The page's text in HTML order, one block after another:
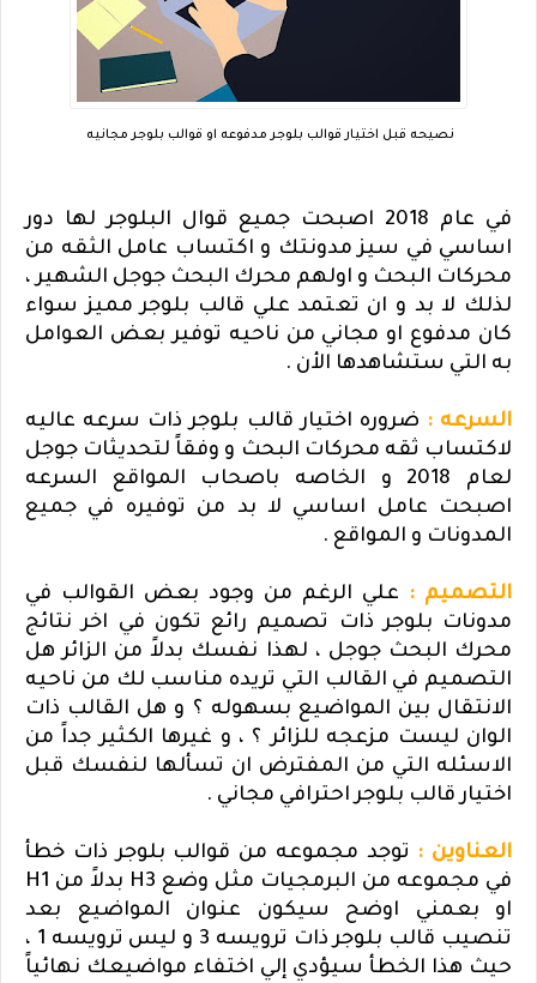
نصيحه قبل اختيار قوالب بلوجر مدفوعه او قوالب بلوجر مجانيه
في عام 2018 اصبحت جميع قوال البلوجر لها دور
اساسي في سيز مدونتك و اكتساب عامل الثقه من
محركات البحث و اولهم محرك البحث جوجل الشهير ،
لذلك لا بد و ان تعتمد علي قالب بلوجر مميز سواء
كان مدفوع او مجاني من ناحيه توفير بعض العوامل
به التي ستشاهدها الأن .
السرعه : ضروره اختيار قالب بلوجر ذات سرعه عاليه
لاكتساب ثقه محركات البحث و وفقاً لتحديثات جوجل
لعام 2018 و الخاصه باصحاب المواقع السرعه
اصبحت عامل اساسي لا بد من توفيره في جميع
المدونات و المواقع .
التصميم : علي الرغم من وجود بعض القوالب في
مدونات بلوجر ذات تصميم رائع تكون في اخر نتائج
محرك البحث جوجل ، لهذا نفسك بدلاً من الزائر هل
التصميم في القالب التي تريده مناسب لك من ناحيه
الانتقال بين المواضيع بسهوله ؟ و هل القالب ذات
الوان ليست مزعجه للزائر ؟ ، و غيرها الكثير جداً من
الاسئله التي من المفترض ان تسألها لنفسك قبل
اختيار قالب بلوجر احترافي مجاني .
العناوين : توجد مجموعه من قوالب بلوجر ذات خطأ
في مجموعه من البرمجيات مثل وضع H3 بدلاً من H1
او بعمني اوضح سيكون عنوان المواضيع بعد
تنصيب قالب بلوجر ذات ترويسه 3 و ليس ترويسه 1 ،
حيث هذا الخطأ سيؤدي إلي اختفاء مواضيعك نهائياً